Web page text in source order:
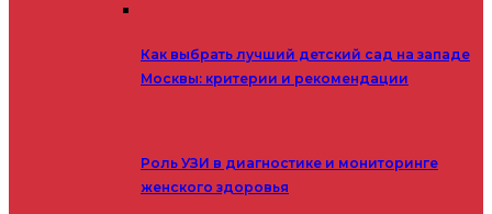
Как выбрать лучший детский сад на западе
Москвы: критерии и рекомендации
Роль УЗИ в диагностике и мониторинге
женского здоровья